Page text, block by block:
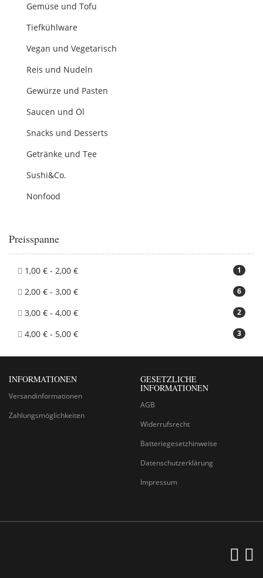
Gemüse und Tofu
Tiefkühlware
Vegan und Vegetarisch
Reis und Nudeln
Gewürze und Pasten
Saucen und Öl
Snacks und Desserts
Getränke und Tee
Sushi&Co.
Nonfood
Preisspanne
1
1,00 € - 2,00 €
6
2,00 € - 3,00 €
2
3,00 € - 4,00 €
3
4,00 € - 5,00 €
INFORMATIONEN
Versandinformationen
Zahlungsmöglichkeiten
GESETZLICHE
INFORMATIONEN
AGB
Widerrufsrecht
Batteriegesetzhinweise
Datenschutzerklärung
Impressum